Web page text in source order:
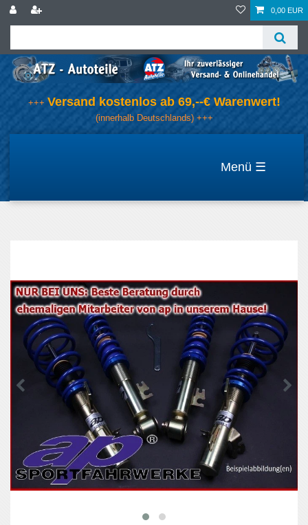
0,00 EUR
+++ Versand kostenlos ab 69,--€ Warenwert!
(innerhalb Deutschlands) +++
☰